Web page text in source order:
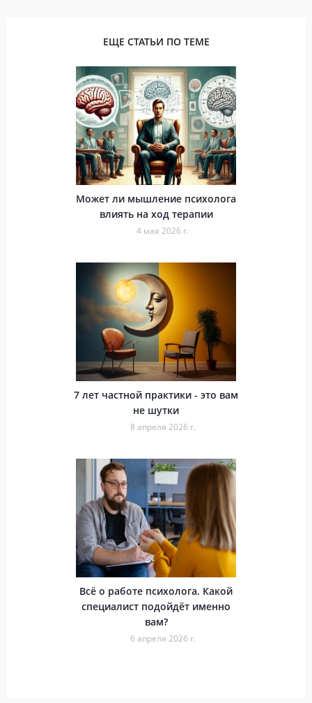
ЕЩЕ СТАТЬИ ПО ТЕМЕ
Может ли мышление психолога
влиять на ход терапии
4 мая 2026 г.
7 лет частной практики - это вам
не шутки
8 апреля 2026 г.
Всё о работе психолога. Какой
специалист подойдёт именно
вам?
6 апреля 2026 г.